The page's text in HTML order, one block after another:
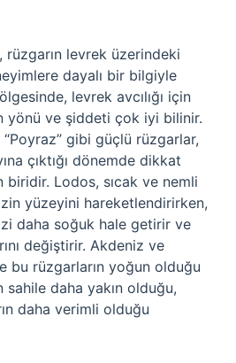
levrek üzerindeki
dayalı bir bilgiyle
levrek avcılığı için
yönü ve şiddeti çok iyi bilinir.
gibi güçlü rüzgarlar,
çıktığı dönemde dikkat
Lodos, sıcak ve nemli
yüzeyini hareketlendirirken,
daha soğuk hale getirir ve
değiştirir. Akdeniz ve
bu rüzgarların yoğun olduğu
sahile daha yakın olduğu,
daha verimli olduğu